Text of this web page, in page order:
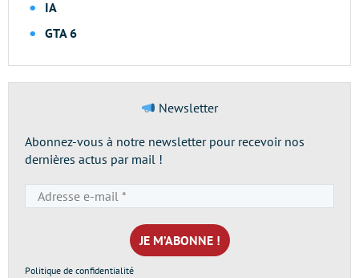
IA
GTA 6
Newsletter
Abonnez-vous à notre newsletter pour recevoir nos
dernières actus par mail !
e-
mail
*
Politique de confidentialité